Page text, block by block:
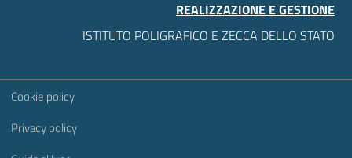
REALIZZAZIONE E GESTIONE
ISTITUTO POLIGRAFICO E ZECCA DELLO STATO
Sezione Link Utili
Cookie policy
Privacy policy